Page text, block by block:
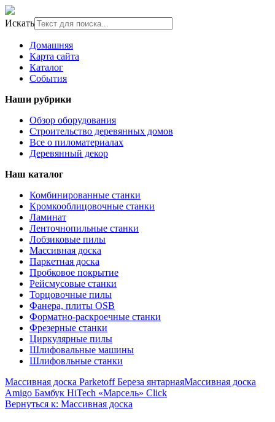
Искать
Домашняя
Карта сайта
Каталог
События
Наши рубрики
Обзор оборудования
Строительство деревянных домов
Все о пиломатериалах
Деревянный декор
Наш каталог
Комбинированные станки
Кромкооблицовочные станки
Ламинат
Ленточнопильные станки
Лобзиковые пилы
Массивная доска
Паркетная доска
Пробковое покрытие
Рейсмусовые станки
Торцовочные пилы
Фанера, плиты OSB
Форматно-раскроечные станки
Фрезерные станки
Циркулярные пилы
Шлифовальные машины
Шлифовльные станки
Массивная доска Parketoff Береза янтарнаяМассивная доска
Amigo Бамбук HiTech «Марсель» Click
Вернуться к: Массивная доска